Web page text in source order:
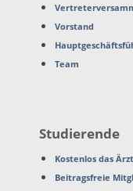
Vorstand
Team
Studierende
Kostenlos das
Beitragsfreie